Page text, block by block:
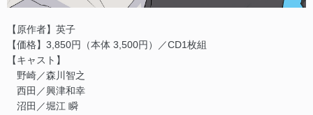
【原作者】英子
【価格】3,850円（本体 3,500円）／CD1枚組
【キャスト】
野崎／森川智之
西田／興津和幸
沼田／堀江 瞬